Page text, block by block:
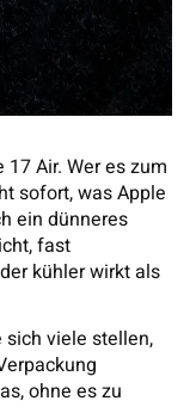
Air. Wer es zum
sofort, was Apple
ein dünneres
fast
kühler wirkt als
sich viele stellen,
ohne es zu